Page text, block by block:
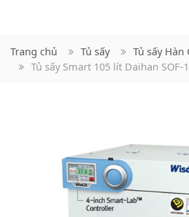
Trang chủ Tủ sấy
Tủ sấy Hàn
Tủ sấy Smart 105 lít Daihan SOF-